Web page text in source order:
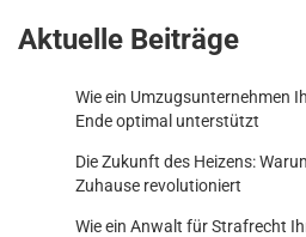
Aktuelle Beiträge
Wie ein Umzugsunternehmen
Ende optimal unterstützt
Die Zukunft des Heizens:
Zuhause revolutioniert
Wie ein Anwalt für Strafrecht